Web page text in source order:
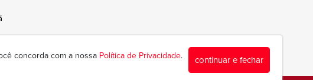
concorda com a nossa Política de Privacidade. continuar e fechar